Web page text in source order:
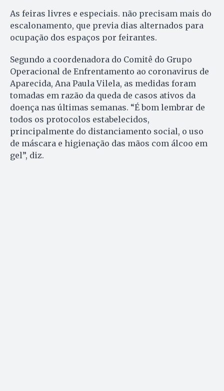
As feiras livres e especiais. não precisam mais do
escalonamento, que previa dias alternados para
ocupação dos espaços por feirantes.
Segundo a coordenadora do Comitê do Grupo
Operacional de Enfrentamento ao coronavirus de
Aparecida, Ana Paula Vilela, as medidas foram
tomadas em razão da queda de casos ativos da
doença nas últimas semanas. “É bom lembrar de
todos os protocolos estabelecidos,
principalmente do distanciamento social, o uso
de máscara e higienação das mãos com álcoo em
gel”, diz.